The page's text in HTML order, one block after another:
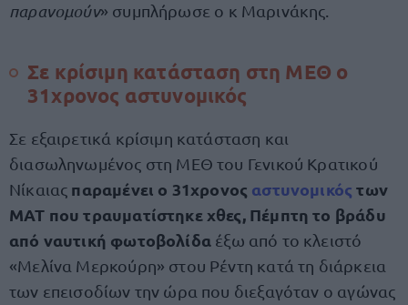
παρανομούν» συμπλήρωσε ο κ Μαρινάκης.
Σε κρίσιμη κατάσταση στη ΜΕΘ ο
31χρονος αστυνομικός
Σε εξαιρετικά κρίσιμη κατάσταση και
διασωληνωμένος στη ΜΕΘ του Γενικού Κρατικού
Νίκαιας παραμένει ο 31χρονος αστυνομικόςτων
ΜΑΤ που τραυματίστηκε χθες, Πέμπτη το βράδυ
από ναυτική φωτοβολίδα έξω από το κλειστό
«Μελίνα Μερκούρη» στου Ρέντη κατά τη διάρκεια
των επεισοδίων την ώρα που διεξαγόταν ο αγώνας